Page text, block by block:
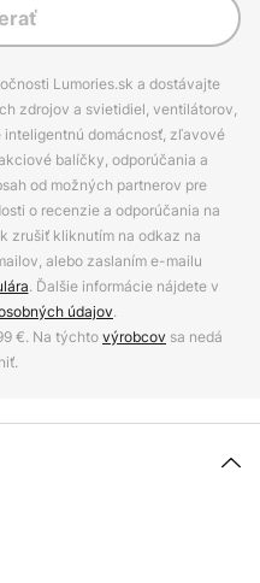
Lumories.sk a dostávajte
zdrojov a svietidiel, ventilátorov,
domácnosť, zľavové
balíčky, odporúčania a
od možných partnerov pre
o recenzie a odporúčania na
zrušiť kliknutím na odkaz na
alebo zaslaním e-mailu
. Ďalšie informácie nájdete v
údajov.
€. Na týchtovýrobcov sa nedá